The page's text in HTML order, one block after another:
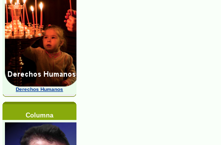
Derechos Humanos
Columna